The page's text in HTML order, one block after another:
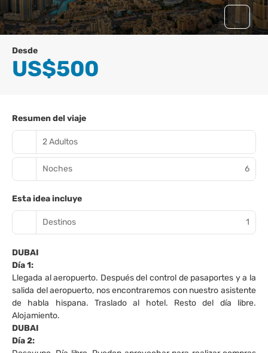
Desde
US$500
Resumen del viaje
2 Adultos
Noches 6
Esta idea incluye
Destinos 1
DUBAI
Día 1:
Llegada al aeropuerto. Después del control de pasaportes y a la
salida del aeropuerto, nos encontraremos con nuestro asistente
de habla hispana. Traslado al hotel. Resto del día libre.
Alojamiento.
DUBAI
Día 2: